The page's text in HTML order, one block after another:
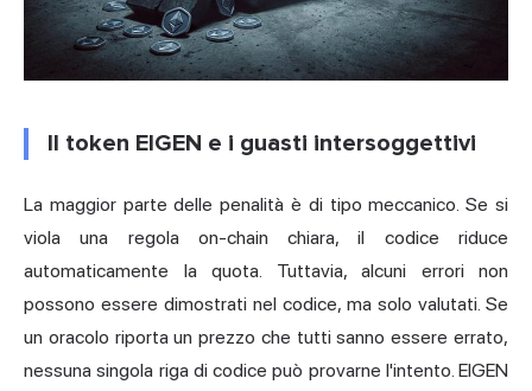
Il token EIGEN e i guasti intersoggettivi
La maggior parte delle penalità è di tipo meccanico. Se si
viola una regola on-chain chiara, il codice riduce
automaticamente la quota. Tuttavia, alcuni errori non
possono essere dimostrati nel codice, ma solo valutati. Se
un oracolo riporta un prezzo che tutti sanno essere errato,
nessuna singola riga di codice può provarne l'intento. EIGEN